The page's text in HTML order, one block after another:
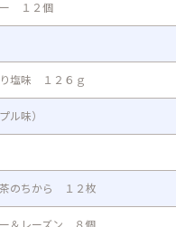
ー １２個
塩味 １２６ｇ
味）
のちから １２枚
＆レーズン ８個